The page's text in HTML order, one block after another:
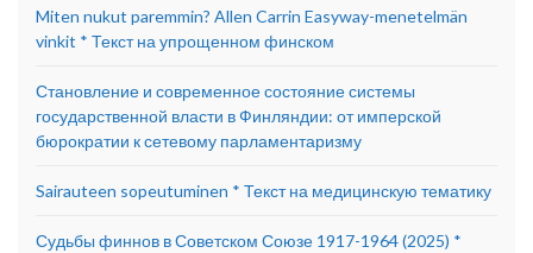
Miten nukut paremmin? Allen Carrin Easyway-menetelmän
vinkit * Текст на упрощенном финском
Становление и современное состояние системы
государственной власти в Финляндии: от имперской
бюрократии к сетевому парламентаризму
Sairauteen sopeutuminen * Текст на медицинскую тематику
Судьбы финнов в Советском Союзе 1917-1964 (2025) *